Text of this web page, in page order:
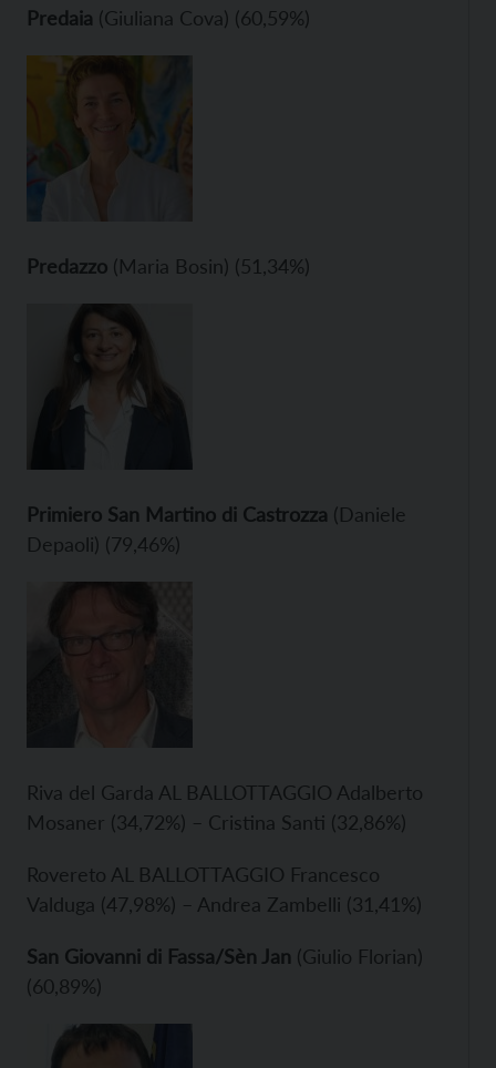
Predaia (Giuliana Cova) (60,59%)
Predazzo (Maria Bosin) (51,34%)
Primiero San Martino di Castrozza (Daniele
Depaoli) (79,46%)
Riva del Garda AL BALLOTTAGGIO Adalberto
Mosaner (34,72%) – Cristina Santi (32,86%)
Rovereto AL BALLOTTAGGIO Francesco
Valduga (47,98%) – Andrea Zambelli (31,41%)
San Giovanni di Fassa/Sèn Jan (Giulio Florian)
(60,89%)